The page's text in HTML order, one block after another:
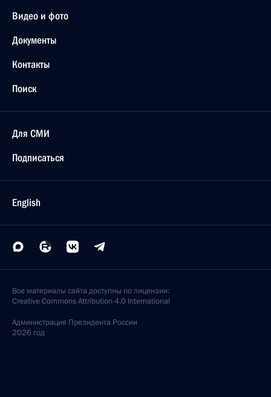
Видео и фото
Документы
Контакты
Поиск
Для СМИ
Подписаться
English
Все материалы сайта доступны по лицензии:
Creative Commons Attribution 4.0 International
Администрация Президента России
2026 год